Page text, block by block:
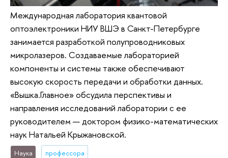
Международная лаборатория квантовой
оптоэлектроники НИУ ВШЭ в Санкт-Петербурге
занимается разработкой полупроводниковых
микролазеров. Создаваемые лабораторией
компоненты и системы также обеспечивают
высокую скорость передачи и обработки данных.
«Вышка.Главное» обсудила перспективы и
направления исследований лаборатории с ее
руководителем — доктором физико-математических
наук Натальей Крыжановской.
Наука профессора